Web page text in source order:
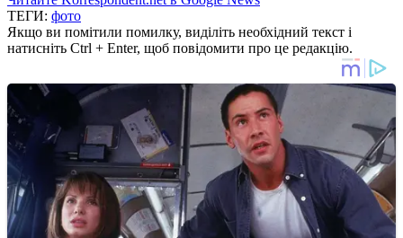
ТЕГИ: фото
Якщо ви помітили помилку, виділіть необхідний текст і
натисніть Ctrl + Enter, щоб повідомити про це редакцію.